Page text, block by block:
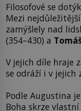
Filosofové se
Mezi
zamýšlely nad
(354–430) a
V jejich díle hraje
se odráží i v jejich
Podle Augustina
Boha skrze